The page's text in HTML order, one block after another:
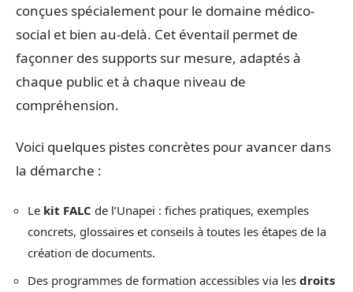
conçues spécialement pour le domaine médico-
social et bien au-delà. Cet éventail permet de
façonner des supports sur mesure, adaptés à
chaque public et à chaque niveau de
compréhension.
Voici quelques pistes concrètes pour avancer dans
la démarche :
Le kit FALC de l’Unapei : fiches pratiques, exemples
concrets, glossaires et conseils à toutes les étapes de la
création de documents.
Des programmes de formation accessibles via les droits